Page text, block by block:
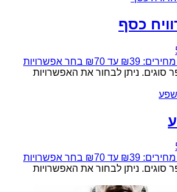
כסף
⁦₪39⁩ עד ⁦₪70⁩
בחר אפשרויות
סוגים. ניתן לבחור את האפשרויות
⁦₪39⁩ עד ⁦₪70⁩
בחר אפשרויות
סוגים. ניתן לבחור את האפשרויות